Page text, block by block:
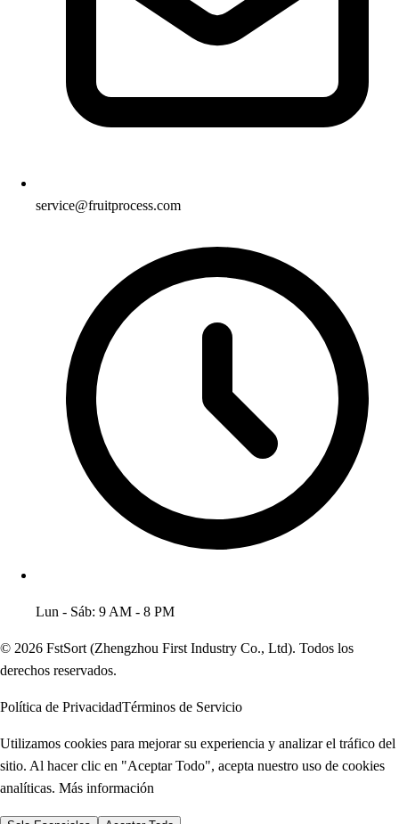
service@fruitprocess.com
Lun - Sáb: 9 AM - 8 PM
© 2026 FstSort (Zhengzhou First Industry Co., Ltd). Todos los
derechos reservados.
Política de PrivacidadTérminos de Servicio
Utilizamos cookies para mejorar su experiencia y analizar el tráfico del
sitio. Al hacer clic en "Aceptar Todo", acepta nuestro uso de cookies
analíticas. Más información